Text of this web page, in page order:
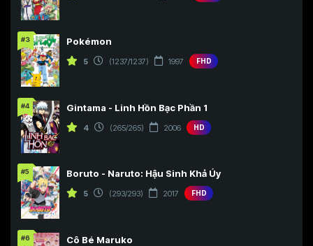
#3 Pokémon
5 (1237/1237) 1997 FHD
#4 Gintama - Linh Hồn Bạc Phần 1
4 (265/265) 2006 HD
#5 Boruto - Naruto: Hậu Sinh Khả Úy
5 (293/293) 2017 FHD
#6 Cô Bé Maruko